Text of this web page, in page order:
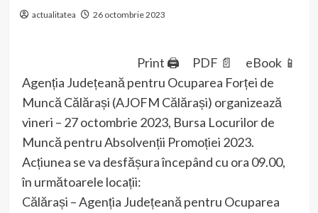
actualitatea 26 octombrie 2023
Print 🖨 PDF 📄
eBook 📱
Agenția Județeană pentru Ocuparea Forței de
Muncă Călărași (AJOFM Călărași) organizează
vineri – 27 octombrie 2023, Bursa Locurilor de
Muncă pentru Absolvenții Promoției 2023.
Acțiunea se va desfășura începând cu ora 09.00,
în următoarele locații:
Călărași – Agenția Județeană pentru Ocuparea